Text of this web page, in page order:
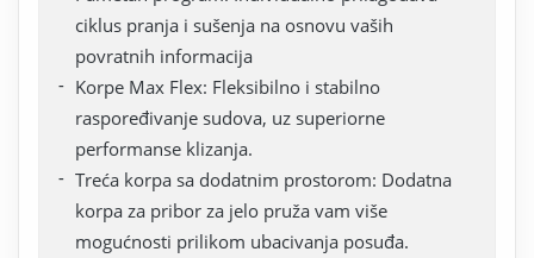
ciklus pranja i sušenja na osnovu vaših
povratnih informacija
Korpe Max Flex: Fleksibilno i stabilno
raspoređivanje sudova, uz superiorne
performanse klizanja.
Treća korpa sa dodatnim prostorom: Dodatna
korpa za pribor za jelo pruža vam više
mogućnosti prilikom ubacivanja posuđa.